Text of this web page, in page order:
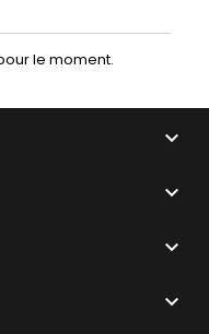
le moment.



